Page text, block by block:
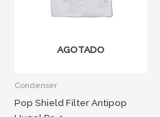
AGOTADO
Condenser
Pop Shield Filter Antipop